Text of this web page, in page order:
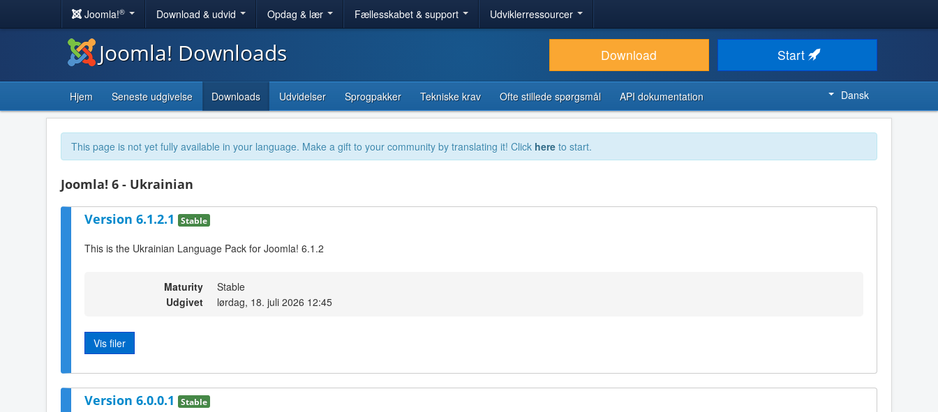
Joomla!® Download & udvid Opdag & lær Fællesskabet & support Udviklerressourcer
Joomla! Downloads Download Start
Hjem Seneste udgivelse Downloads Udvidelser Sprogpakker Tekniske krav Ofte stillede spørgsmål API dokumentation Dansk
This page is not yet fully available in your language. Make a gift to your community by translating it! Click here to start.
Joomla! 6 - Ukrainian
Version 6.1.2.1 Stable
This is the Ukrainian Language Pack for Joomla! 6.1.2
Maturity
Stable
Udgivet
lørdag, 18. juli 2026 12:45
Vis filer
Version 6.0.0.1 Stable